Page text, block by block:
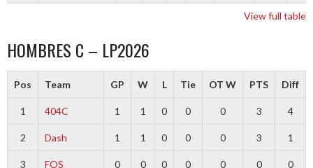
View full table
HOMBRES C – LP2026
Pos Team GP W L Tie OT W PTS Diff
1 404C 1 1 0 0 0 3 4
2 Dash 1 1 0 0 0 3 1
3 FOS 0 0 0 0 0 0 0